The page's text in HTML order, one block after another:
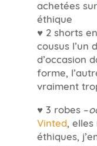
achetées sur
éthique
♥ 2 shorts
cousus l’un
d’occasion
forme,
vraiment
♥ 3 robes –
Vinted,
éthiques,